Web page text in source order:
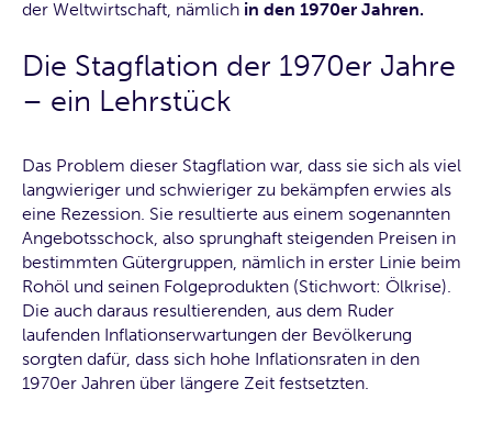
der Weltwirtschaft, nämlich in den 1970er Jahren.
Die Stagflation der 1970er Jahre
– ein Lehrstück
Das Problem dieser Stagflation war, dass sie sich als viel
langwieriger und schwieriger zu bekämpfen erwies als
eine Rezession. Sie resultierte aus einem sogenannten
Angebotsschock, also sprunghaft steigenden Preisen in
bestimmten Gütergruppen, nämlich in erster Linie beim
Rohöl und seinen Folgeprodukten (Stichwort: Ölkrise).
Die auch daraus resultierenden, aus dem Ruder
laufenden Inflationserwartungen der Bevölkerung
sorgten dafür, dass sich hohe Inflationsraten in den
1970er Jahren über längere Zeit festsetzten.